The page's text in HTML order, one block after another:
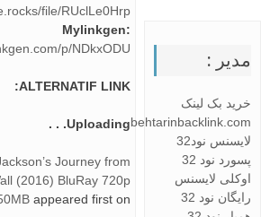
file/RUclLe0Hrp
Mylinkgen:
p/NDkxODU
ALTERNATIF LINK:
Uploading. . .
Journey from
(2016) BluRay 720p
appeared first on
مدیر :
خرید بک لینک
behtarinbacklink.com
لایسنس نود32
پسورد نود 32
اوکلی لایسنس
رایگان نود 32